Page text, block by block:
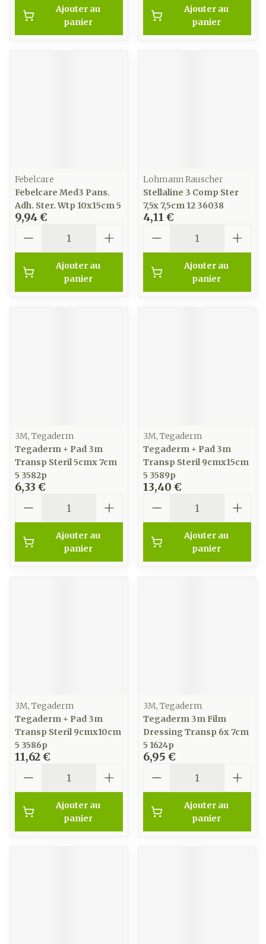
Ajouter au
panier
Ajouter au
panier
Febelcare
Febelcare Med3 Pans.
Adh. Ster. Wtp 10x15cm 5
9,94 €
Ajouter au
panier
Lohmann Rauscher
Stellaline 3 Comp Ster
7,5x 7,5cm 12 36038
4,11 €
Ajouter au
panier
3M, Tegaderm
Tegaderm + Pad 3m
Transp Steril 5cmx 7cm
5 3582p
6,33 €
Ajouter au
panier
3M, Tegaderm
Tegaderm + Pad 3m
Transp Steril 9cmx15cm
5 3589p
13,40 €
Ajouter au
panier
3M, Tegaderm
Tegaderm + Pad 3m
Transp Steril 9cmx10cm
5 3586p
11,62 €
Ajouter au
panier
3M, Tegaderm
Tegaderm 3m Film
Dressing Transp 6x 7cm
5 1624p
6,95 €
Ajouter au
panier